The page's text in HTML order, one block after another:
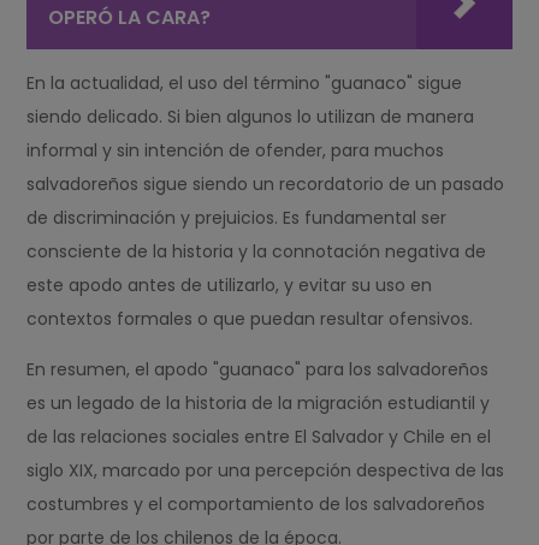
OPERÓ LA CARA?
En la actualidad, el uso del término "guanaco" sigue
siendo delicado. Si bien algunos lo utilizan de manera
informal y sin intención de ofender, para muchos
salvadoreños sigue siendo un recordatorio de un pasado
de discriminación y prejuicios. Es fundamental ser
consciente de la historia y la connotación negativa de
este apodo antes de utilizarlo, y evitar su uso en
contextos formales o que puedan resultar ofensivos.
En resumen, el apodo "guanaco" para los salvadoreños
es un legado de la historia de la migración estudiantil y
de las relaciones sociales entre El Salvador y Chile en el
siglo XIX, marcado por una percepción despectiva de las
costumbres y el comportamiento de los salvadoreños
por parte de los chilenos de la época.